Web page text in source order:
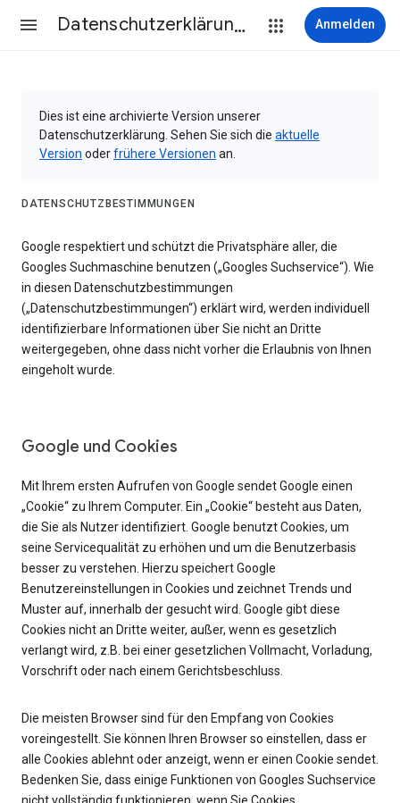
Datenschutzerklärung & Nutzungsbedingungen Anmelden
Dies ist eine archivierte Version unserer
Datenschutzerklärung. Sehen Sie sich die aktuelle
Version oderfrühere Versionen an.
DATENSCHUTZBESTIMMUNGEN
Google respektiert und schützt die Privatsphäre aller, die
Googles Suchmaschine benutzen („Googles Suchservice“). Wie
in diesen Datenschutzbestimmungen
(„Datenschutzbestimmungen“) erklärt wird, werden individuell
identifizierbare Informationen über Sie nicht an Dritte
weitergegeben, ohne dass nicht vorher die Erlaubnis von Ihnen
eingeholt wurde.
Google und Cookies
Mit Ihrem ersten Aufrufen von Google sendet Google einen
„Cookie“ zu Ihrem Computer. Ein „Cookie“ besteht aus Daten,
die Sie als Nutzer identifiziert. Google benutzt Cookies, um
seine Servicequalität zu erhöhen und um die Benutzerbasis
besser zu verstehen. Hierzu speichert Google
Benutzereinstellungen in Cookies und zeichnet Trends und
Muster auf, innerhalb der gesucht wird. Google gibt diese
Cookies nicht an Dritte weiter, außer, wenn es gesetzlich
verlangt wird, z.B. bei einer gesetzlichen Vollmacht, Vorladung,
Vorschrift oder nach einem Gerichtsbeschluss.
Die meisten Browser sind für den Empfang von Cookies
voreingestellt. Sie können Ihren Browser so einstellen, dass er
alle Cookies ablehnt oder anzeigt, wenn er einen Cookie sendet.
Bedenken Sie, dass einige Funktionen von Googles Suchservice